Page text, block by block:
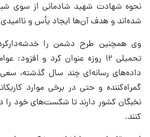
نحوه شهادت شهید شادمانی از سوی
شده‌اند و هدف آن‌ها ایجاد یأس و
وی همچنین طرح دشمن را
تحمیلی ۱۲ روزه عنوان کرد و
داده‌های رسانه‌ای چند سال گذشته،
گمراه‌کننده و حتی در برخی موارد
نخبگان کشور دارند تا شکست‌های خود را
کنند.